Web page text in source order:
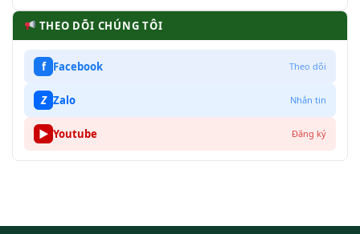
THEO DÕI CHÚNG TÔI
f Facebook Theo dõi
Z Zalo Nhắn tin
▶ Youtube Đăng ký